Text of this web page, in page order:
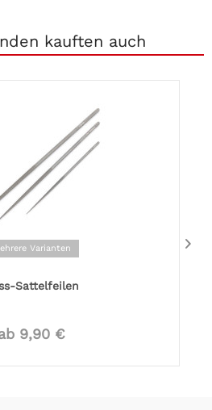
kauften auch
Varianten
Sattelfeilen
9,90 €